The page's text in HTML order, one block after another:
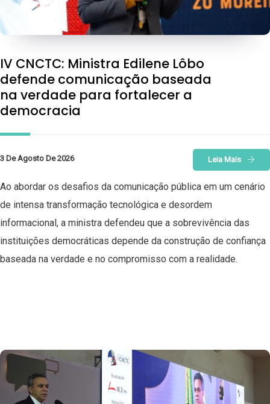
IV CNCTC: Ministra Edilene Lôbo
defende comunicação baseada
na verdade para fortalecer a
democracia
3 De Agosto De 2026 Leia Mais
Ao abordar os desafios da comunicação pública em um cenário
de intensa transformação tecnológica e desordem
informacional, a ministra defendeu que a sobrevivência das
instituições democráticas depende da construção de confiança
baseada na verdade e no compromisso com a realidade.